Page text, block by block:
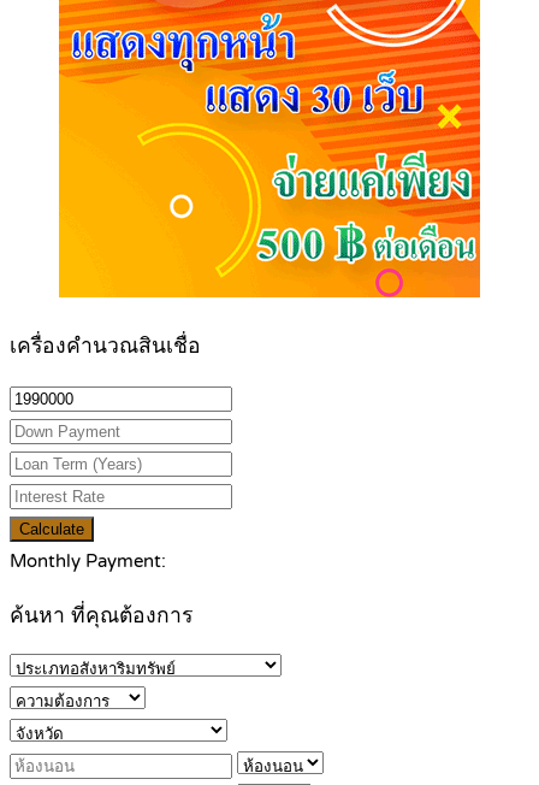
เครื่องคำนวณสินเชื่อ
Calculate
Monthly Payment:
ค้นหา ที่คุณต้องการ